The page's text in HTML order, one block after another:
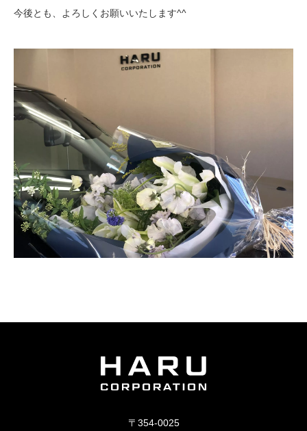
今後とも、よろしくお願いいたします^^
〒354-0025